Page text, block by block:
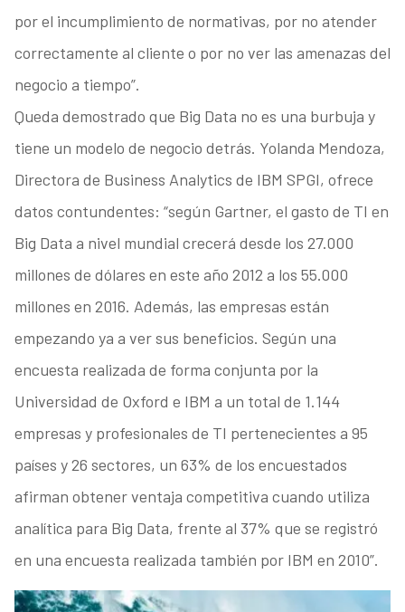
por el incumplimiento de normativas, por no atender
correctamente al cliente o por no ver las amenazas del
negocio a tiempo”.
Queda demostrado que Big Data no es una burbuja y
tiene un modelo de negocio detrás. Yolanda Mendoza,
Directora de Business Analytics de IBM SPGI, ofrece
datos contundentes: “según Gartner, el gasto de TI en
Big Data a nivel mundial crecerá desde los 27.000
millones de dólares en este año 2012 a los 55.000
millones en 2016. Además, las empresas están
empezando ya a ver sus beneficios. Según una
encuesta realizada de forma conjunta por la
Universidad de Oxford e IBM a un total de 1.144
empresas y profesionales de TI pertenecientes a 95
países y 26 sectores, un 63% de los encuestados
afirman obtener ventaja competitiva cuando utiliza
analítica para Big Data, frente al 37% que se registró
en una encuesta realizada también por IBM en 2010”.